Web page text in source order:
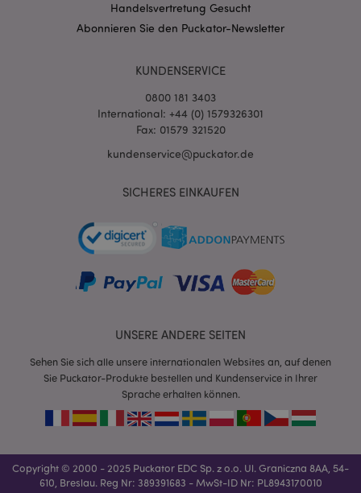
Handelsvertretung Gesucht
Abonnieren Sie den Puckator-Newsletter
KUNDENSERVICE
0800 181 3403
International: +44 (0) 1579326301
Fax: 01579 321520
kundenservice@puckator.de
SICHERES EINKAUFEN
UNSERE ANDERE SEITEN
Sehen Sie sich alle unsere internationalen Websites an, auf denen
Sie Puckator-Produkte bestellen und Kundenservice in Ihrer
Sprache erhalten können.
Copyright © 2000 - 2025 Puckator EDC Sp. z o.o. Ul. Graniczna 8AA, 54-
610, Breslau. Reg Nr: 389391683 - MwSt-ID Nr: PL8943170010
PHPSESSID
PHP.net
mage-messages
www.puckator.de
www.puckator.de
Datenschutzbestimmungen von Google